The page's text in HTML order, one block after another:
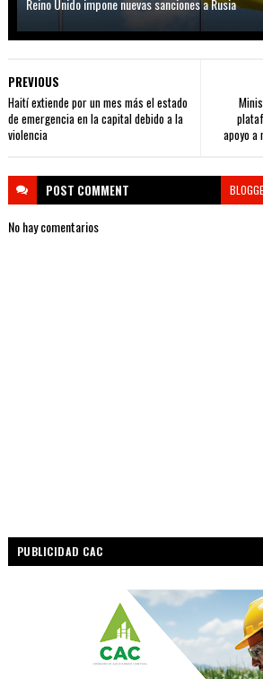
Reino Unido impone nuevas sanciones a Rusia
apoyo a
PREVIOUS
Haití extiende por un mes más el estado
de emergencia en la capital debido a la
violencia
POST COMMENT
No hay comentarios
PUBLICIDAD CAC